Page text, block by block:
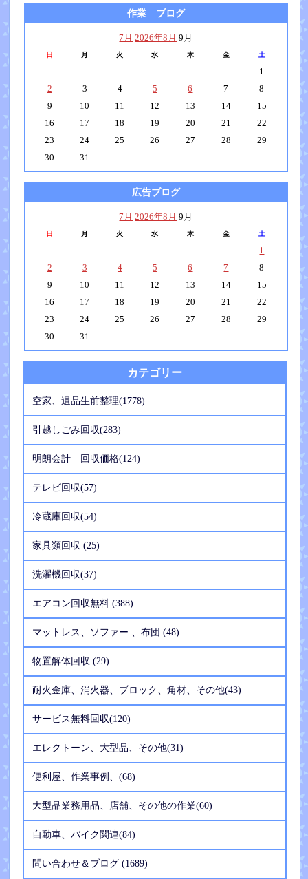
作業 ブログ
7月 2026年8月 9月
日 月 火 水 木 金 土
1
2
3 4 5 6 7
8
9
10 11 12 13 14
15
16
17 18 19 20 21
22
23
24 25 26 27 28
29
30
31
広告ブログ
7月 2026年8月 9月
日 月 火 水 木 金 土
1
2
3 4 5 6 7
8
9
10 11 12 13 14
15
16
17 18 19 20 21
22
23
24 25 26 27 28
29
30
31
カテゴリー
空家、遺品生前整理(1778)
引越しごみ回収(283)
明朗会計 回収価格(124)
テレビ回収(57)
冷蔵庫回収(54)
家具類回収 (25)
洗濯機回収(37)
エアコン回収無料 (388)
マットレス、ソファー 、布団 (48)
物置解体回収 (29)
耐火金庫、消火器、ブロック、角材、その他(43)
サービス無料回収(120)
エレクトーン、大型品、その他(31)
便利屋、作業事例、(68)
大型品業務用品、店舗、その他の作業(60)
自動車、バイク関連(84)
問い合わせ＆ブログ (1689)